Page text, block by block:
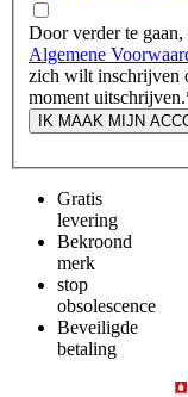
Door verder te
Algemene
zich wilt inschrijven
moment uitschrijven.
IK MAAK MIJN
Gratis
levering
Bekroond
merk
stop
obsolescence
Beveiligde
betaling